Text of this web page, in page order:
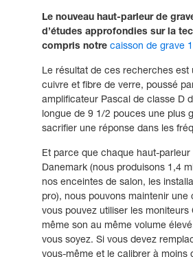
Le nouveau haut-parleur de
d’études approfondies sur la
compris notre caisson de grave
Le résultat de ces recherches est
cuivre et fibre de verre, poussé
amplificateur Pascal de classe D
longue de 9 1/2 pouces une plus
sacrifier une réponse dans les
Et parce que chaque haut-
Danemark (nous produisons 1,4
nos enceintes de salon, les
pro), nous pouvons maintenir
vous pouvez utiliser les
même son au même volume
vous soyez. Si vous devez
vous-même et le calibrer à moins